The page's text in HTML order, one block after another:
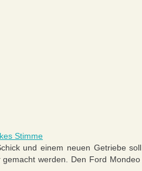
Stimme
und einem neuen Getriebe
gemacht werden. Den Ford